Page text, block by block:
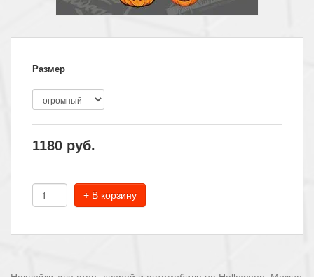
Размер
1180 руб.
+ В корзину